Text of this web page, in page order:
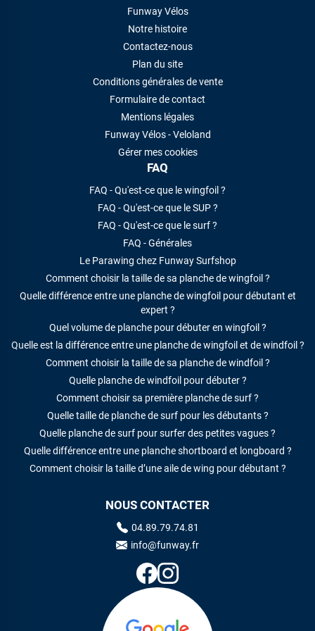
Funway Vélos
Notre histoire
Contactez-nous
Plan du site
Conditions générales de vente
Formulaire de contact
Mentions légales
Funway Vélos - Veloland
Gérer mes cookies
FAQ
FAQ - Qu'est-ce que le wingfoil ?
FAQ - Qu'est-ce que le SUP ?
FAQ - Qu'est-ce que le surf ?
FAQ - Générales
Le Parawing chez Funway Surfshop
Comment choisir la taille de sa planche de wingfoil ?
Quelle différence entre une planche de wingfoil pour débutant et
expert ?
Quel volume de planche pour débuter en wingfoil ?
Quelle est la différence entre une planche de wingfoil et de windfoil ?
Comment choisir la taille de sa planche de windfoil ?
Quelle planche de windfoil pour débuter ?
Comment choisir sa première planche de surf ?
Quelle taille de planche de surf pour les débutants ?
Quelle planche de surf pour surfer des petites vagues ?
Quelle différence entre une planche shortboard et longboard ?
Comment choisir la taille d’une aile de wing pour débutant ?
NOUS CONTACTER
04.89.79.74.81
info@funway.fr